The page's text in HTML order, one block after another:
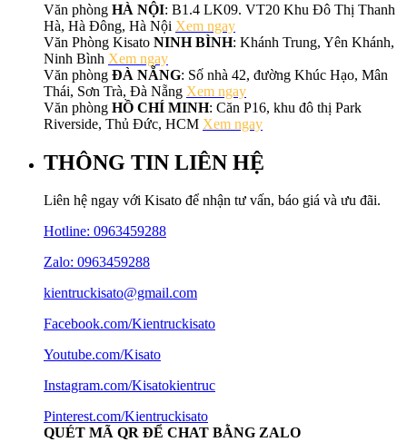
Văn phòng HÀ NỘI: B1.4 LK09. VT20 Khu Đô Thị Thanh
Hà, Hà Đông, Hà Nội Xem ngay
Văn Phòng Kisato NINH BÌNH: Khánh Trung, Yên Khánh,
Ninh Bình Xem ngay
Văn phòng ĐÀ NẴNG: Số nhà 42, đường Khúc Hạo, Mân
Thái, Sơn Trà, Đà Nẵng Xem ngay
Văn phòng HỒ CHÍ MINH: Căn P16, khu đô thị Park
Riverside, Thủ Đức, HCM Xem ngay
THÔNG TIN LIÊN HỆ
Liên hệ ngay với Kisato để nhận tư vấn, báo giá và ưu đãi.
Hotline: 0963459288
Zalo: 0963459288
kientruckisato@gmail.com
Facebook.com/Kientruckisato
Youtube.com/Kisato
Instagram.com/Kisatokientruc
Pinterest.com/Kientruckisato
QUÉT MÃ QR ĐỂ CHAT BẰNG ZALO